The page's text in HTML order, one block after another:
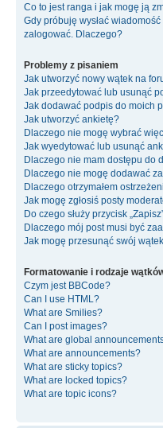
Co to jest ranga i jak mogę ją
Gdy próbuję wysłać
zalogować. Dlaczego?
Problemy z pisaniem
Jak utworzyć nowy wątek na
Jak przeedytować lub usunąć
Jak dodawać podpis do moich
Jak utworzyć ankietę?
Dlaczego nie mogę wybrać
Jak wyedytować lub usunąć
Dlaczego nie mam dostępu do
Dlaczego nie mogę dodawać
Dlaczego otrzymałem
Jak mogę zgłosiś posty
Do czego służy przycisk
Dlaczego mój post musi być
Jak mogę przesunąć swój
Formatowanie i rodzaje
Czym jest BBCode?
Can I use HTML?
What are Smilies?
Can I post images?
What are global
What are announcements?
What are sticky topics?
What are locked topics?
What are topic icons?